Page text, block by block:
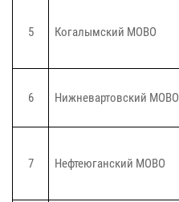
5 Когалымский МОВО
6 Нижневартовский МОВО
7 Нефтеюганский МОВО